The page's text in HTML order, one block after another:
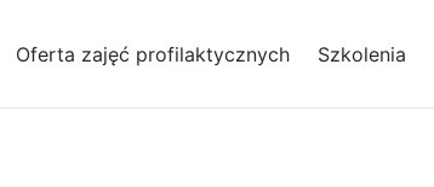
Oferta zajęć profilaktycznych Szkolenia